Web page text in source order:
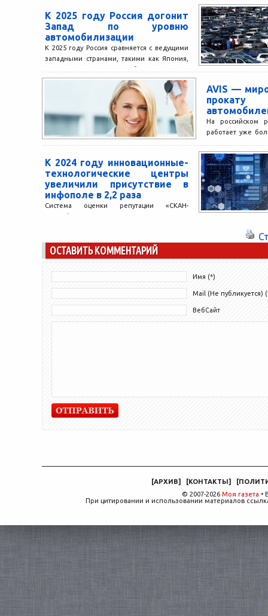
Группа
2022 года: объем
498,2 млрд
больше...
К 2025 году Россия догонит
Запад по уровню
автомобилизации
К 2025 году Россия сравняется с ведущими
западными странами, такими как Япония,
Франция и Великобритания, по
обеспеченности населения автомобилями.
AVIS —
На российском
работает уже
пункт проката
К 2024 году инновационные-
технологические центры
увеличили присутствие в
инфополе в 2,2 раза
Система оценки репутации «СКАН-
Интерфакс» совместно с «Акселератором
научно-технологических центров (ИНТЦ) в
российских изданиях. ...
ОСТАВИТЬ КОММЕНТАРИЙ
Имя (*)
Mail (Не публикуется)
ВебСайт
[АРХИВ] [КОНТАКТЫ] [
© 2007-2026 Моя газета •
При цитировании и использовании материалов